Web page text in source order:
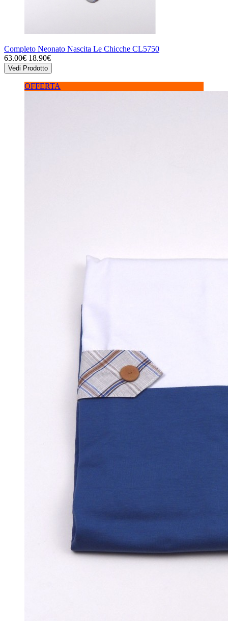
Completo Neonato Nascita Le Chicche CL5750
63.00€ 18.90€
Vedi Prodotto
OFFERTA